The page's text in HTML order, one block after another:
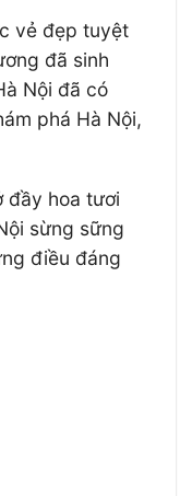
vẻ đẹp tuyệt
đã sinh
Nội đã có
phá Hà Nội,
đầy hoa tươi
sừng sững
điều đáng